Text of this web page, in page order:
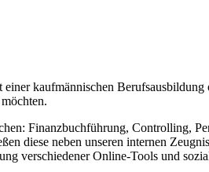
kaufmännischen
Finanzbuchführung, Controlling,
diese neben unseren internen
verschiedener Online-Tools und